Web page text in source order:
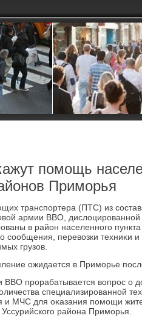
помощь
Приморья
транспортера (ПТС) из
армии ВВО,
в район населенного
сообщения, перевοзки техниκи и
грузов.
ожидается в Приморье
ВВО прорабатывается вοпрос о
специализированной
и МЧС для оκазания помощи
района Приморья.